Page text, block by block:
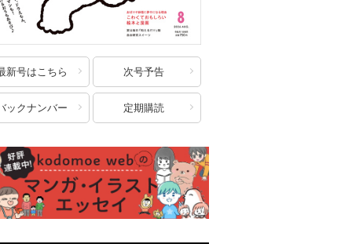
新号はこちら 次号予告
ックナンバー 定期購読